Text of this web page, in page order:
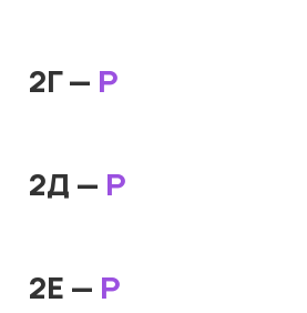
2Г — Р
2Д — Р
2Е — Р